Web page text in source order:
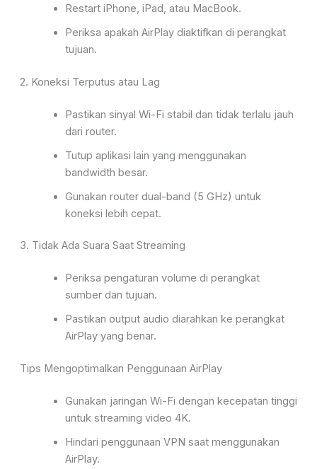
Restart iPhone, iPad, atau MacBook.
Periksa apakah AirPlay diaktifkan di perangkat
tujuan.
2. Koneksi Terputus atau Lag
Pastikan sinyal Wi-Fi stabil dan tidak terlalu jauh
dari router.
Tutup aplikasi lain yang menggunakan
bandwidth besar.
Gunakan router dual-band (5 GHz) untuk
koneksi lebih cepat.
3. Tidak Ada Suara Saat Streaming
Periksa pengaturan volume di perangkat
sumber dan tujuan.
Pastikan output audio diarahkan ke perangkat
AirPlay yang benar.
Tips Mengoptimalkan Penggunaan AirPlay
Gunakan jaringan Wi-Fi dengan kecepatan tinggi
untuk streaming video 4K.
Hindari penggunaan VPN saat menggunakan
AirPlay.